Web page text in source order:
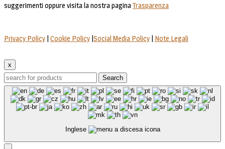
suggerimenti oppure visita la nostra paginaTrasparenza
Privacy Policy | Cookie Policy |Social Media Policy | Note Legali
x
Search
Inglese